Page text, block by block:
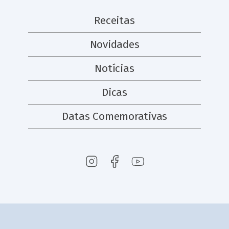
Receitas
Novidades
Notícias
Dicas
Datas Comemorativas